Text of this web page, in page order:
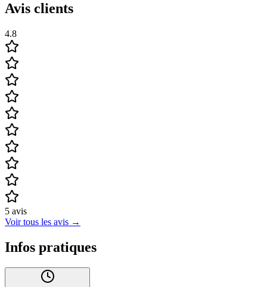
Avis clients
4.8
5 avis
Voir tous les avis →
Infos pratiques